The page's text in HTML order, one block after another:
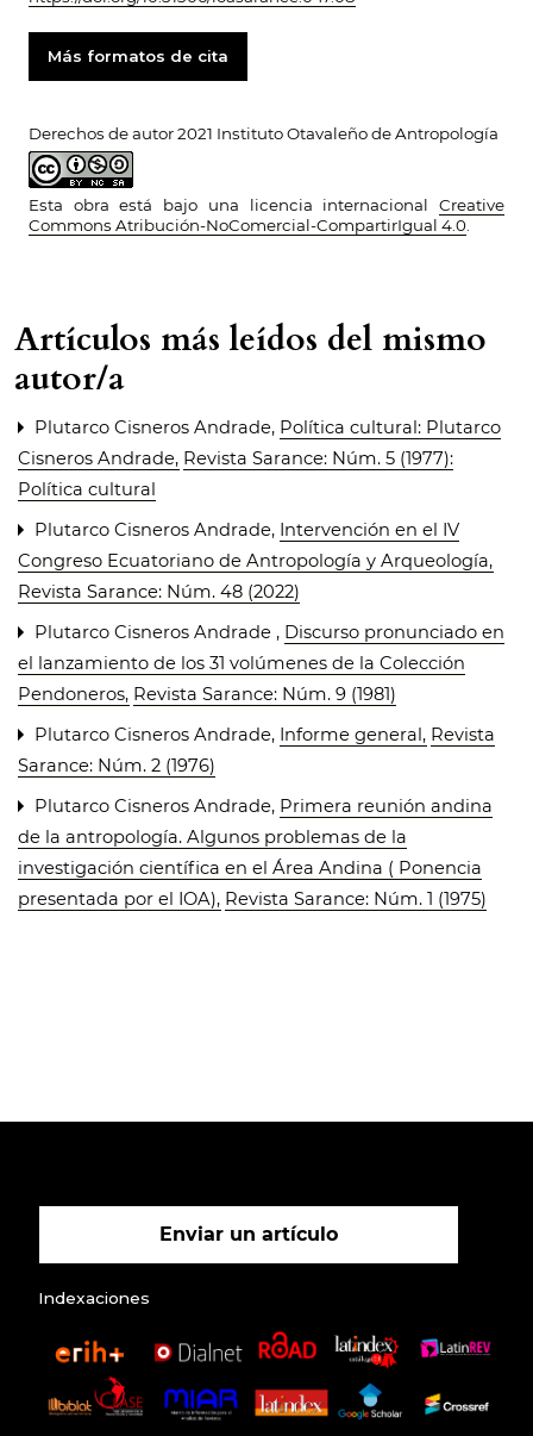
Derechos de autor 2021 Instituto Otavaleño de Antropología
Esta obra está bajo una licencia internacional Creative
Commons Atribución-NoComercial-CompartirIgual 4.0.
Más formatos de cita
Artículos más leídos del mismo
autor/a
Plutarco Cisneros Andrade, Política cultural: Plutarco
Cisneros Andrade, Revista Sarance: Núm. 5 (1977):
Política cultural
Plutarco Cisneros Andrade, Intervención en el IV
Congreso Ecuatoriano de Antropología y Arqueología,
Revista Sarance: Núm. 48 (2022)
Plutarco Cisneros Andrade , Discurso pronunciado en
el lanzamiento de los 31 volúmenes de la Colección
Pendoneros, Revista Sarance: Núm. 9 (1981)
Plutarco Cisneros Andrade, Informe general, Revista
Sarance: Núm. 2 (1976)
Plutarco Cisneros Andrade, Primera reunión andina
de la antropología. Algunos problemas de la
investigación científica en el Área Andina ( Ponencia
presentada por el IOA), Revista Sarance: Núm. 1 (1975)
Enviar un artículo
Indexaciones